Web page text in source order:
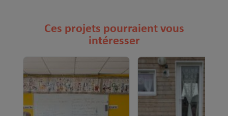
Ces projets pourraient vous
intéresser